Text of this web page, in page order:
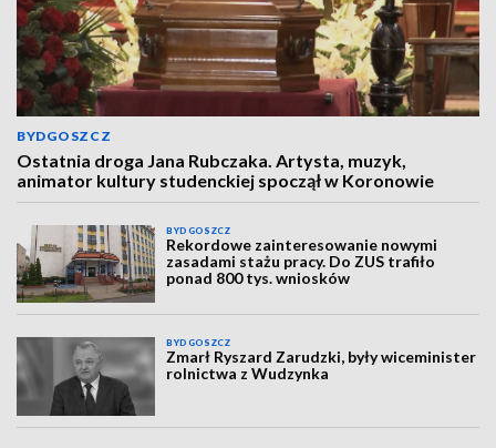
BYDGOSZCZ
Ostatnia droga Jana Rubczaka. Artysta, muzyk,
animator kultury studenckiej spoczął w Koronowie
BYDGOSZCZ
Rekordowe zainteresowanie nowymi
zasadami stażu pracy. Do ZUS trafiło
ponad 800 tys. wniosków
BYDGOSZCZ
Zmarł Ryszard Zarudzki, były wiceminister
rolnictwa z Wudzynka